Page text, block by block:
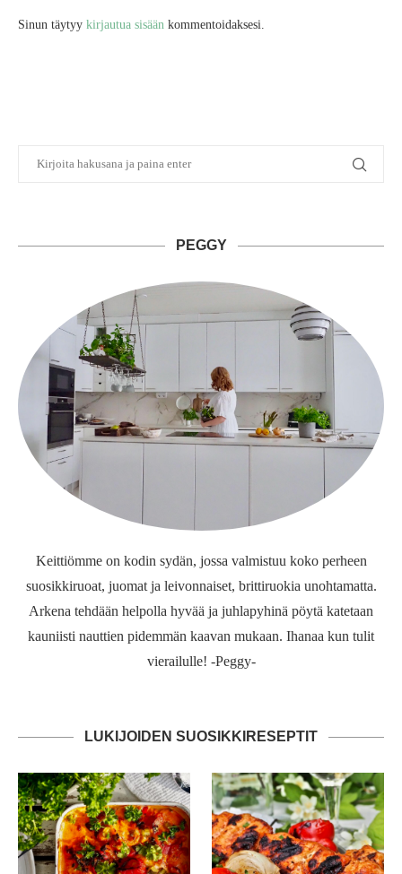
Sinun täytyy kirjautua sisään kommentoidaksesi.
PEGGY
Keittiömme on kodin sydän, jossa valmistuu koko perheen
suosikkiruoat, juomat ja leivonnaiset, brittiruokia unohtamatta.
Arkena tehdään helpolla hyvää ja juhlapyhinä pöytä katetaan
kauniisti nauttien pidemmän kaavan mukaan. Ihanaa kun tulit
vierailulle! -Peggy-
LUKIJOIDEN SUOSIKKIRESEPTIT